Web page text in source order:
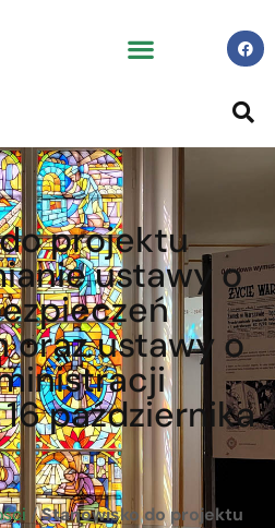
projektu
ustawy o
oraz ustawy o
16 października
/Stanowisko do projektu